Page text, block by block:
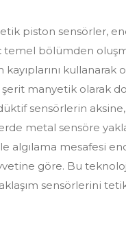
piston sensörler,
bölümden
kullanarak
manyetik olarak
sensörlerin
metal sensöre
mesafesi
göre. Bu
sensörlerini